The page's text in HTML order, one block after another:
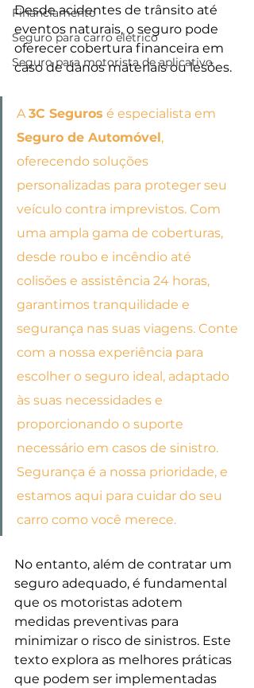
Financiamento
Seguro para carro elétrico
Seguro para motorista de aplicativo
Desde acidentes de trânsito até
eventos naturais, o seguro pode
oferecer cobertura financeira em
caso de danos materiais ou lesões.
A 3C Seguros é especialista em
Seguro de Automóvel,
oferecendo soluções
personalizadas para proteger seu
veículo contra imprevistos. Com
uma ampla gama de coberturas,
desde roubo e incêndio até
colisões e assistência 24 horas,
garantimos tranquilidade e
segurança nas suas viagens. Conte
com a nossa experiência para
escolher o seguro ideal, adaptado
às suas necessidades e
proporcionando o suporte
necessário em casos de sinistro.
Segurança é a nossa prioridade, e
estamos aqui para cuidar do seu
carro como você merece.
No entanto, além de contratar um
seguro adequado, é fundamental
que os motoristas adotem
medidas preventivas para
minimizar o risco de sinistros. Este
texto explora as melhores práticas
que podem ser implementadas